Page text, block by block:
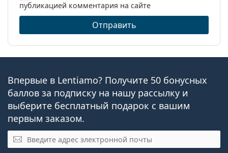
публикацией комментария на сайте
Отправить
Впервые в Lentiamo? Получите 50 бонусных
баллов за подписку на нашу рассылку и
выберите бесплатный подарок с вашим
первым заказом.
Электронная почта